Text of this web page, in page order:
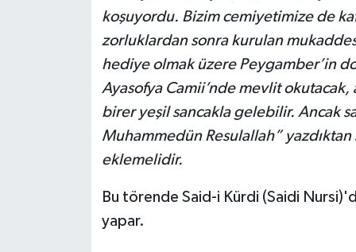
koşuyordu. Bizim cemiyetimize de
zorluklardan sonra kurulan
hediye olmak üzere Peygamber’in
Ayasofya Camii’nde mevlit
birer yeşil sancakla gelebilir. Ancak
Muhammedün Resulallah”
eklemelidir.
Bu törende Said-i Kürdi (Saidi
yapar.